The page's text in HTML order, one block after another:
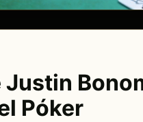
Póker